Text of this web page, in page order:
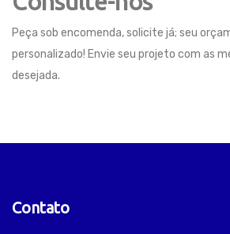
Peça sob encomenda, solicite já; seu
personalizado! Envie seu projeto com as
desejada.
Contato